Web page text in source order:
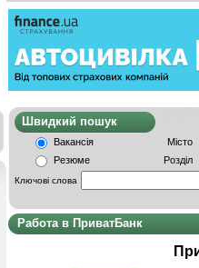
Швидкий
Вакансія
Місто
Резюме
Розділ
Ключові слова
Работа в ПриватБанк